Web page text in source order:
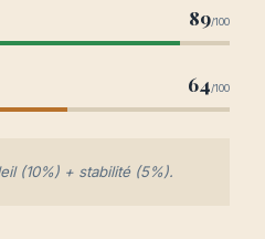
89/100
64/100
(10%) + stabilité (5%).